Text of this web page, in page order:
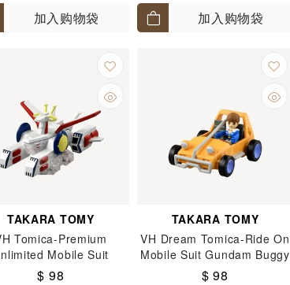
加入购物袋 加入购物袋
TAKARA TOMY
Tomica-Premium
Mobile Suit
Gundam White Base
$ 98
TAKARA TOMY
VH Dream Tomica-Ride On
Mobile Suit Gundam Buggy
$ 98